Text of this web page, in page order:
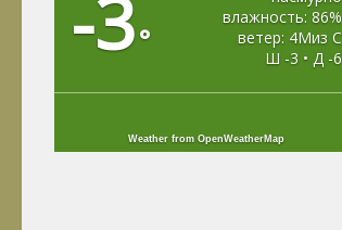
-3°
влажность: 86%
ветер: 4Миз С
Ш -3 • Д -6
Weather from OpenWeatherMap